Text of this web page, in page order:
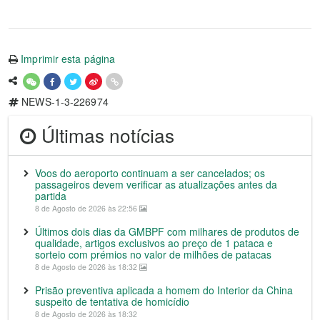
Imprimir esta página
NEWS-1-3-226974
Últimas notícias
Voos do aeroporto continuam a ser cancelados; os
passageiros devem verificar as atualizações antes da
partida
8 de Agosto de 2026 às 22:56
Últimos dois dias da GMBPF com milhares de produtos de
qualidade, artigos exclusivos ao preço de 1 pataca e
sorteio com prémios no valor de milhões de patacas
8 de Agosto de 2026 às 18:32
Prisão preventiva aplicada a homem do Interior da China
suspeito de tentativa de homicídio
8 de Agosto de 2026 às 18:32